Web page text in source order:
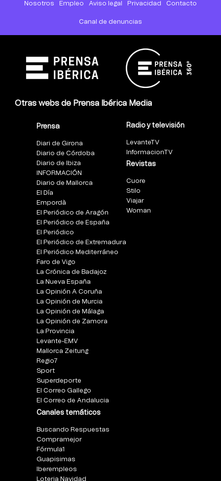
Nosotros Empleo Aviso legal Privacidad Contacto
Canal de denuncias
Otras webs de Prensa Ibérica Media
Prensa
Diari de Girona
Diario de Córdoba
Diario de Ibiza
INFORMACIÓN
Diario de Mallorca
El Día
Empordà
El Periódico de Aragón
El Periódico de España
El Periódico
El Periódico de Extremadura
El Periódico Mediterráneo
Faro de Vigo
La Crónica de Badajoz
La Nueva España
La Opinión A Coruña
La Opinión de Murcia
La Opinión de Málaga
La Opinión de Zamora
La Provincia
Levante-EMV
Mallorca Zeitung
Regio7
Sport
Superdeporte
El Correo Gallego
El Correo de Andalucia
Canales temáticos
Buscando Respuestas
Compramejor
Fórmula1
Guapisimas
Iberempleos
Loteria Navidad
Radio y televisión
LevanteTV
InformacionTV
Revistas
Cuore
Stilo
Viajar
Woman